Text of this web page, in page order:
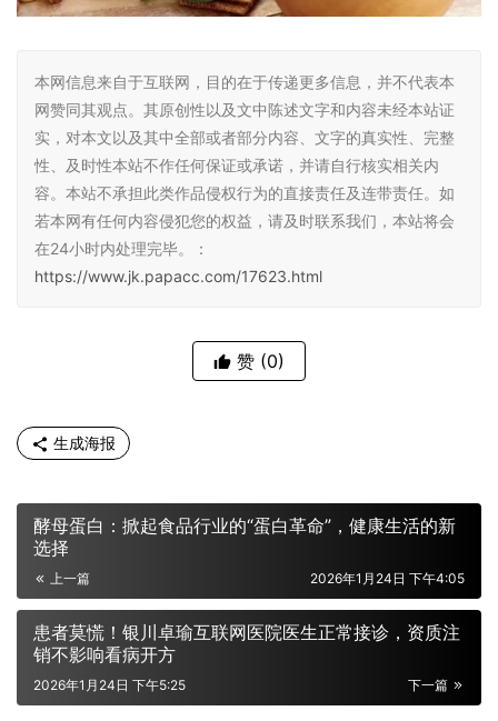
本网信息来自于互联网，目的在于传递更多信息，并不代表本
网赞同其观点。其原创性以及文中陈述文字和内容未经本站证
实，对本文以及其中全部或者部分内容、文字的真实性、完整
性、及时性本站不作任何保证或承诺，并请自行核实相关内
容。本站不承担此类作品侵权行为的直接责任及连带责任。如
若本网有任何内容侵犯您的权益，请及时联系我们，本站将会
在24小时内处理完毕。：
https://www.jk.papacc.com/17623.html
赞 (0)
生成海报
酵母蛋白：掀起食品行业的“蛋白革命”，健康生活的新
选择
上一篇 2026年1月24日 下午4:05
患者莫慌！银川卓瑜互联网医院医生正常接诊，资质注
销不影响看病开方
下一篇
2026年1月24日 下午5:25